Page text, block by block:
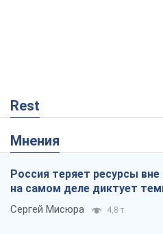
Rest
Мнения
Россия теряет ресурсы вне
на самом деле диктует
Сергей Мисюра 4,8 т.